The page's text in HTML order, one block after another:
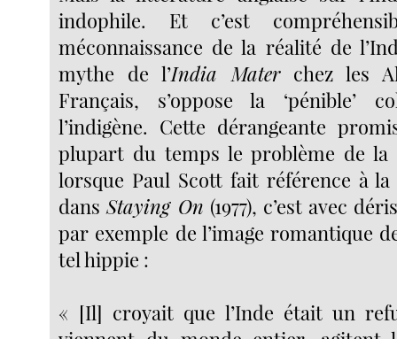
indophile. Et c’est
méconnaissance de la réalité de
mythe de l’India Materchez les
Français, s’oppose la ‘pénible’
l’indigène. Cette dérangeante
plupart du temps le problème de la
lorsque Paul Scott fait référence à
dansStaying On (1977), c’est avec
par exemple de l’image romantique
tel hippie :
« [Il] croyait que l’Inde était un